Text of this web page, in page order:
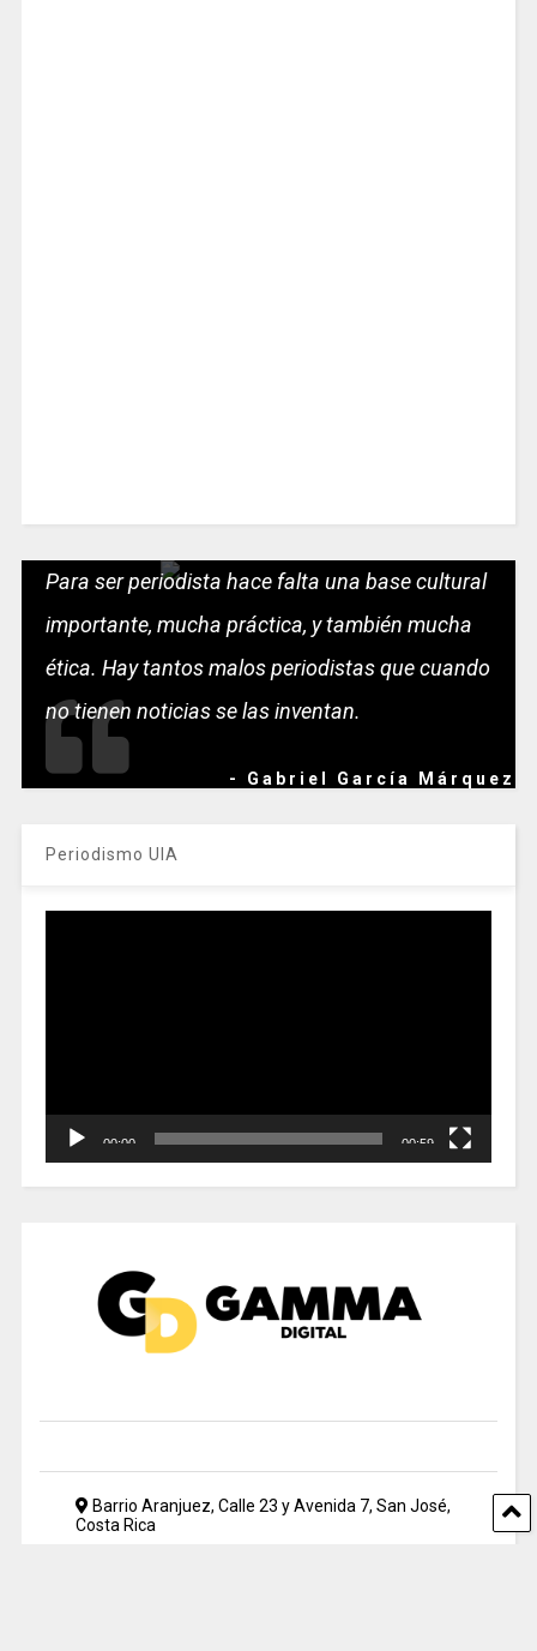
Para ser periodista hace falta una base cultural
importante, mucha práctica, y también mucha
ética. Hay tantos malos periodistas que cuando
no tienen noticias se las inventan.
- Gabriel García Márquez
Periodismo UIA
00:00 00:59
Barrio Aranjuez, Calle 23 y Avenida 7, San José,
Costa Rica